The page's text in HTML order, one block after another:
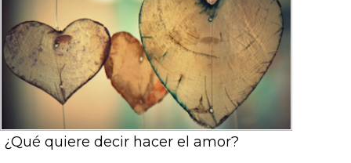
¿Qué quiere decir hacer el amor?